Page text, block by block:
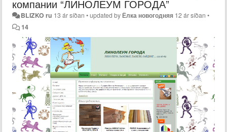
компании “ЛИНОЛЕУМ ГОРОДА”
BLIZKO ru 13 ár síðan •updated byЁлка новогодняя 12 ár síðan •
14